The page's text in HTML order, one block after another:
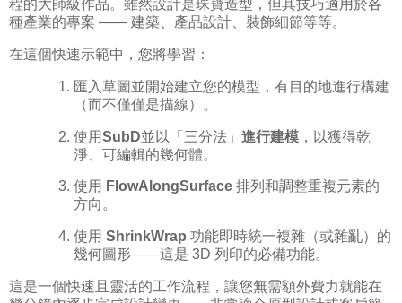
程的大師級作品。雖然設計是珠寶造型，但其技巧適用於各
種產業的專案 —— 建築、產品設計、裝飾細節等等。
在這個快速示範中，您將學習：
匯入草圖並開始建立您的模型，有目的地進行構建
（而不僅僅是描線）。
使用SubD並以「三分法」 進行建模 ，以獲得乾
淨、可編輯的幾何體。
使用 FlowAlongSurface 排列和調整重複元素的
方向。
使用 ShrinkWrap 功能即時統一複雜（或雜亂）的
幾何圖形——這是 3D 列印的必備功能。
這是一個快速且靈活的工作流程，讓您無需額外費力就能在